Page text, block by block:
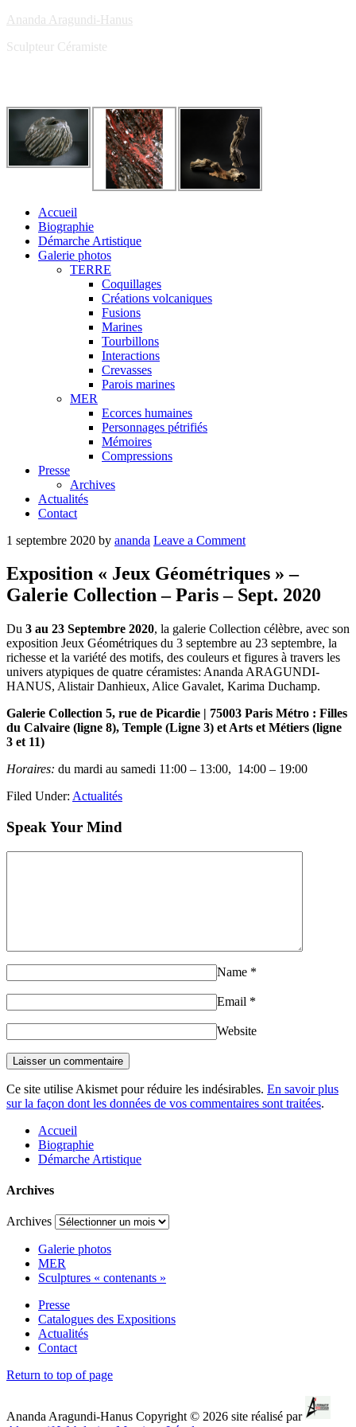
Ananda Aragundi-Hanus
Sculpteur Céramiste
Accueil
Biographie
Démarche Artistique
Galerie photos
TERRE
Coquillages
Créations volcaniques
Fusions
Marines
Tourbillons
Interactions
Crevasses
Parois marines
MER
Ecorces humaines
Personnages pétrifiés
Mémoires
Compressions
Presse
Archives
Actualités
Contact
1 septembre 2020 by ananda Leave a Comment
Exposition « Jeux Géométriques » –
Galerie Collection – Paris – Sept. 2020
Du 3 au 23 Septembre 2020, la galerie Collection célèbre, avec son
exposition Jeux Géométriques du 3 septembre au 23 septembre, la
richesse et la variété des motifs, des couleurs et figures à travers les
univers atypiques de quatre céramistes: Ananda ARAGUNDI-
HANUS, Alistair Danhieux, Alice Gavalet, Karima Duchamp.
Galerie Collection 5, rue de Picardie | 75003 Paris Métro : Filles
du Calvaire (ligne 8), Temple (Ligne 3) et Arts et Métiers (ligne
3 et 11)
Horaires: du mardi au samedi 11:00 – 13:00, 14:00 – 19:00
Filed Under: Actualités
Speak Your Mind
Name *
Email *
Website
Ce site utilise Akismet pour réduire les indésirables. En savoir plus
sur la façon dont les données de vos commentaires sont traitées.
Accueil
Biographie
Démarche Artistique
Archives
Archives
Galerie photos
MER
Sculptures « contenants »
Presse
Catalogues des Expositions
Actualités
Contact
Return to top of page
Ananda Aragundi-Hanus Copyright © 2026 site réalisé par